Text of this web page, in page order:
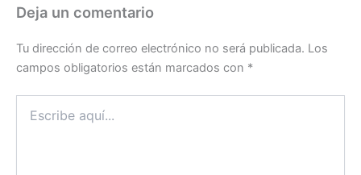
Deja un comentario
Tu dirección de correo electrónico no será publicada. Los
campos obligatorios están marcados con *
aquí...